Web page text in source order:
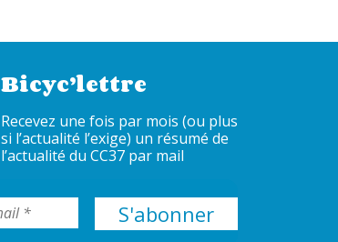
Bicyc’lettre
Recevez une fois par mois (ou plus
si l’actualité l’exige) un résumé de
l’actualité du CC37 par mail